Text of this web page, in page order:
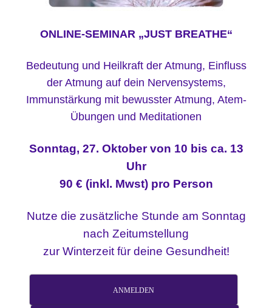
ONLINE-SEMINAR „JUST BREATHE“
Bedeutung und Heilkraft der Atmung, Einfluss
der Atmung auf dein Nervensystems,
Immunstärkung mit bewusster Atmung, Atem-
Übungen und Meditationen
Sonntag, 27. Oktober von 10 bis ca. 13
Uhr
90 € (inkl. Mwst) pro Person
Nutze die zusätzliche Stunde am Sonntag
nach Zeitumstellung
zur Winterzeit für deine Gesundheit!
ANMELDEN